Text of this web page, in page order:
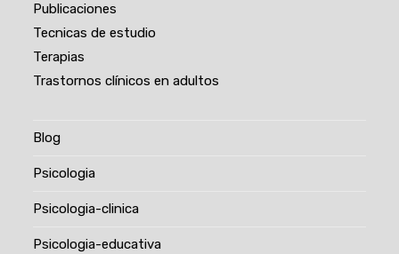
Publicaciones
Tecnicas de estudio
Terapias
Trastornos clínicos en adultos
Blog
Psicologia
Psicologia-clinica
Psicologia-educativa